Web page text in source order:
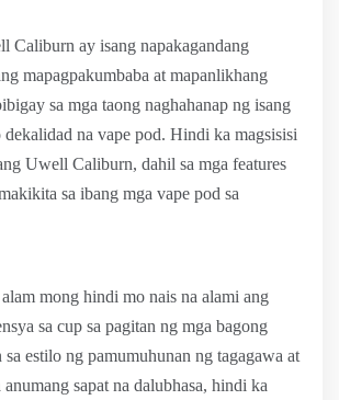
Caliburn ay isang napakagandang
mapagpakumbaba at mapanlikhang
sa mga taong naghahanap ng isang
dekalidad na vape pod. Hindi ka magsisisi
Uwell Caliburn, dahil sa mga features
sa ibang mga vape pod sa
alam mong hindi mo nais na alami ang
sa cup sa pagitan ng mga bagong
estilo ng pamumuhunan ng tagagawa at
sapat na dalubhasa, hindi ka